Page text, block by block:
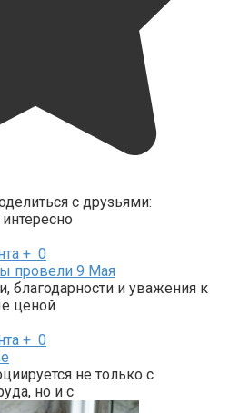
с друзьями:
+ 0
провели 9 Мая
благодарности и уважения к
ценой
+ 0
не только с
но и с